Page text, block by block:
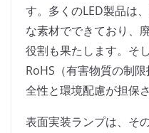
す。多くのLED製品は
な素材でできており、
役割も果たします。そ
RoHS（有害物質の制
全性と環境配慮が担保
表面実装ランプは、そ